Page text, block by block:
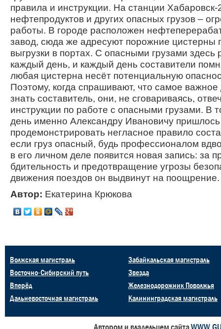
правила и инструкции. На станции Хабаровск-
нефтепродуктов и других опасных грузов –
работы. В городе расположен
завод, сюда же адресуют порожние цистерны
выгрузки в портах. С опасными грузами здесь
каждый день, и каждый день составители
любая цистерна несёт потенциальную
Поэтому, когда спрашивают, что самое
знать составитель, они, не сговариваясь,
инструкции по работе с опасными грузами. В
день именно Александру Ивановичу пришлось
продемонстрировать негласное правило
если груз опасный, будь профессионалом
в его личном деле появится новая запись: за
бдительность и предотвращение угрозы
движения поездов он выдвинут на поощрение.
Автор: Екатерина Крюкова
Волжская магистраль
Восточно-Сибирский путь
Вперёд
Дальневосточная магистраль
Забайкальская магистраль
Звезда
Железнодорожник Поволжья
Калининградская магистраль